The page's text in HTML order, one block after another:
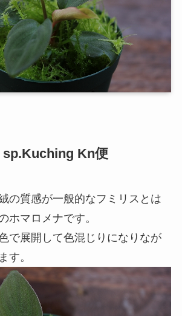
Kn便
の質感が一般的なフミリスとは
ホマロメナです。
で展開して色混じりになりなが
す。